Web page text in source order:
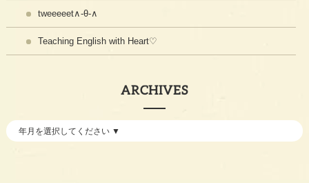
tweeeeet∧-θ-∧
Teaching English with Heart♡
ARCHIVES